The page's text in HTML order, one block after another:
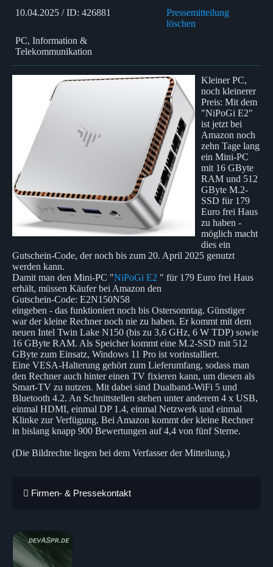
10.04.2025 / ID: 426881
Pressemitteilung
löschen
PC, Information &
Telekommunikation
Kleiner PC,
noch kleinerer
Preis: Mit dem
"NiPoGi E2"
ist jetzt bei
Amazon noch
zehn Tage lang
ein Mini-PC
mit 16 GByte
RAM und 512
GByte M.2-
SSD für 179
Euro frei Haus
zu haben -
möglich macht
dies ein
Gutschein-Code, der noch bis zum 20. April 2025 genutzt
werden kann.
Damit man den Mini-PC "NiPoGi E2 " für 179 Euro frei Haus
erhält, müssen Käufer bei Amazon den
Gutschein-Code: E2N150N58
eingeben - das funktioniert noch bis Ostersonntag. Günstiger
war der kleine Rechner noch nie zu haben. Er kommt mit dem
neuen Intel Twin Lake N150 (bis zu 3,6 GHz, 6 W TDP) sowie
16 GByte RAM. Als Speicher kommt eine M.2-SSD mit 512
GByte zum Einsatz, Windows 11 Pro ist vorinstalliert.
Eine VESA-Halterung gehört zum Lieferumfang, sodass man
den Rechner auch hinter einen TV fixieren kann, um diesen als
Smart-TV zu nutzen. Mit dabei sind Dualband-WiFi 5 und
Bluetooth 4.2. An Schnittstellen stehen unter anderem 4 x USB,
einmal HDMI, einmal DP 1.4, einmal Netzwerk und einmal
Klinke zur Verfügung. Bei Amazon kommt der kleine Rechner
in bislang knapp 900 Bewertungen auf 4,4 von fünf Sterne.
(Die Bildrechte liegen bei dem Verfasser der Mitteilung.)
Firmen- & Pressekontakt